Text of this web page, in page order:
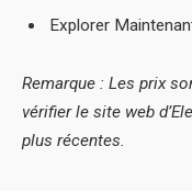
Explorer
Remarque : Les prix
vérifier le site web
plus récentes.